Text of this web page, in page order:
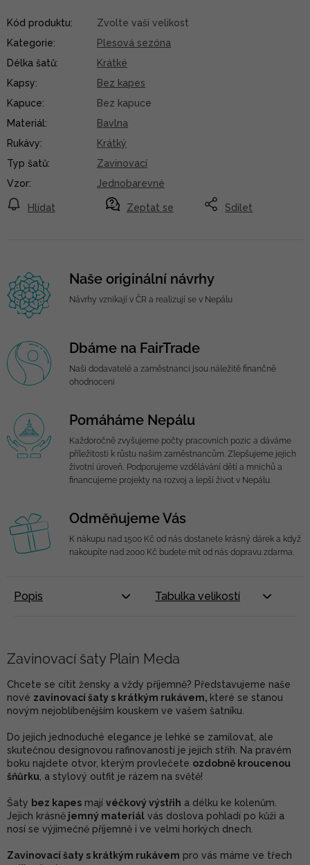
Zeptat se
Hlídat Sdílet
Kód produktu:
Zvolte vaši velikost
Kategorie:
Plesová sezóna
Délka šatů:
Krátké
Kapsy:
Bez kapes
Kapuce:
Bez kapuce
Materiál:
Bavlna
Rukávy:
Krátký
Typ šatů:
Zavinovací
Vzor: Jednobarevné
Naše originální návrhy
Návrhy vznikají v ČR a realizují se v Nepálu
Dbáme na FairTrade
Naši dodavatelé a zaměstnanci jsou náležitě finančně
ohodnoceni
Pomáháme Nepálu
Každoročně zvyšujeme počty pracovních pozic a dáváme
příležitosti k růstu našim zaměstnancům. Zlepšujeme jejich
životní úroveň, Podporujeme vzdělávání dětí a mnichů a
financujeme projekty na rozvoj a lepší život v Nepálu.
Odměňujeme Vás
K nákupu nad 1500 Kč od nás dostanete krásný dárek a když
nakoupíte nad 2000 Kč budete mít od nás dopravu zdarma.
Popis Tabulka velikostí
Zavinovací šaty Plain Meda
Chcete se cítit žensky a vždy příjemně? Představujeme naše
nové zavinovací šaty s krátkým rukávem, které se stanou
novým nejoblíbenějším kouskem ve vašem šatníku.
Do jejich jednoduché elegance je lehké se zamilovat, ale
skutečnou designovou rafinovaností je jejich střih. Na pravém
boku najdete otvor, kterým provlečete ozdobně kroucenou
šňůrku , a stylový outfit je rázem na světě!
Šaty bez kapes mají véčkový výstřih a délku ke kolenům.
Jejich krásně jemný materiál vás doslova pohladí po kůži a
nosí se výjimečně příjemně i ve velmi horkých dnech.
Zavinovací šaty s krátkým rukávem pro vás máme ve třech